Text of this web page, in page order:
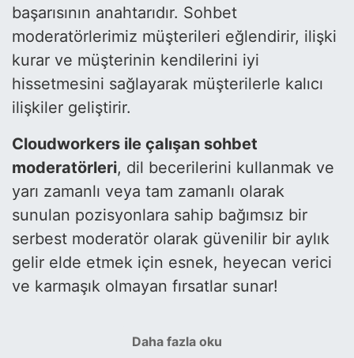
başarısının anahtarıdır. Sohbet
moderatörlerimiz müşterileri eğlendirir, ilişki
kurar ve müşterinin kendilerini iyi
hissetmesini sağlayarak müşterilerle kalıcı
ilişkiler geliştirir.
Cloudworkers ile çalışan sohbet
moderatörleri, dil becerilerini kullanmak ve
yarı zamanlı veya tam zamanlı olarak
sunulan pozisyonlara sahip bağımsız bir
serbest moderatör olarak güvenilir bir aylık
gelir elde etmek için esnek, heyecan verici
ve karmaşık olmayan fırsatlar sunar!
Daha fazla oku